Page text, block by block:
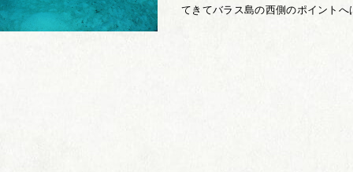
てきてバラス島の西側のポイント